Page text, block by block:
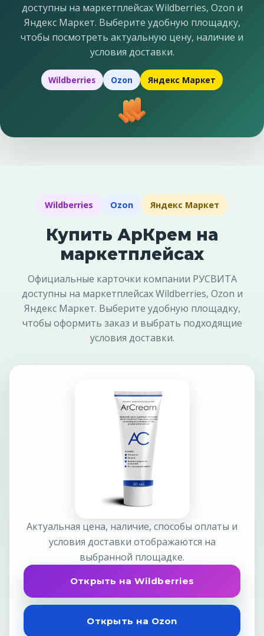
доступны на маркетплейсах Wildberries, Ozon и
Яндекс Маркет. Выберите удобную площадку,
чтобы посмотреть актуальную цену, наличие и
условия доставки.
Wildberries Ozon Яндекс Маркет
Wildberries Ozon Яндекс Маркет
Купить АрКрем на
маркетплейсах
Официальные карточки компании РУСВИТА
доступны на маркетплейсах Wildberries, Ozon и
Яндекс Маркет. Выберите удобную площадку,
чтобы оформить заказ и выбрать подходящие
условия доставки.
Актуальная цена, наличие, способы оплаты и
условия доставки отображаются на
выбранной площадке.
Открыть на Wildberries
Открыть на Ozon